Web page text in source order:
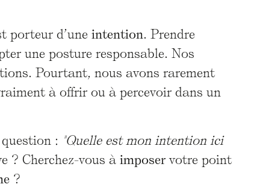
porteur d’une intention. Prendre
une posture responsable. Nos
Pourtant, nous avons rarement
à offrir ou à percevoir dans un
: "Quelle est mon intention ici
? Cherchez-vous à imposer votre point
?